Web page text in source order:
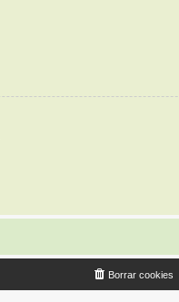
Borrar cookies